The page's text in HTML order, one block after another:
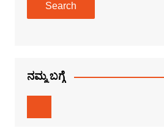
Search
ನಮ್ಮ ಬಗ್ಗೆ